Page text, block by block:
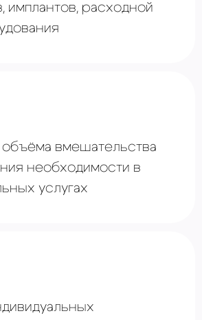
имплантов, расходной
вмешательства
необходимости в
услугах